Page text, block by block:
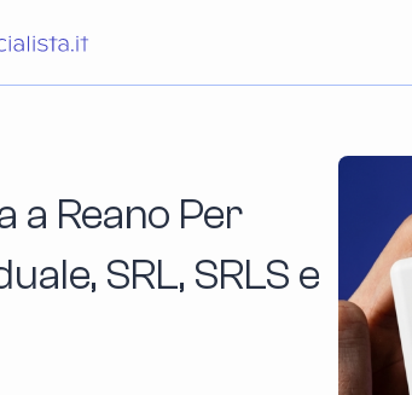
a Reano Per
SRL, SRLS e